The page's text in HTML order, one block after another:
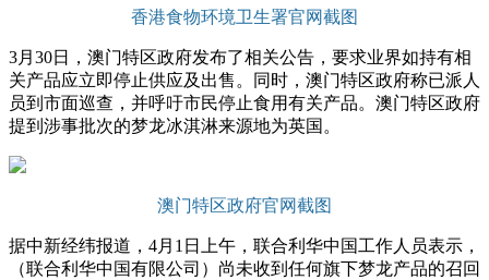
香港食物环境卫生署官网截图
3月30日，澳门特区政府发布了相关公告，要求业界如持有相
关产品应立即停止供应及出售。同时，澳门特区政府称已派人
员到市面巡查，并呼吁市民停止食用有关产品。澳门特区政府
提到涉事批次的梦龙冰淇淋来源地为英国。
澳门特区政府官网截图
据中新经纬报道，4月1日上午，联合利华中国工作人员表示，
（联合利华中国有限公司）尚未收到任何旗下梦龙产品的召回